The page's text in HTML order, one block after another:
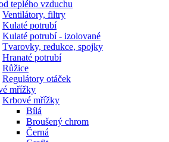
teplého vzduchu
Ventilátory, filtry
Kulaté potrubí
Kulaté potrubí - izolované
Tvarovky, redukce, spojky
Hranaté potrubí
Růžice
Regulátory otáček
mřížky
Krbové mřížky
Bílá
Broušený chrom
Černá